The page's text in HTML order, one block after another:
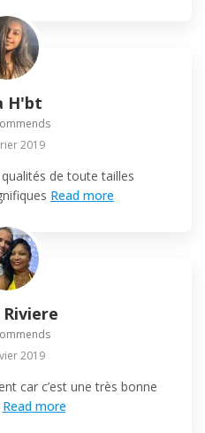
H'bt
2019
de toute tailles
Read more
2019
car c’est une très bonne
Read more